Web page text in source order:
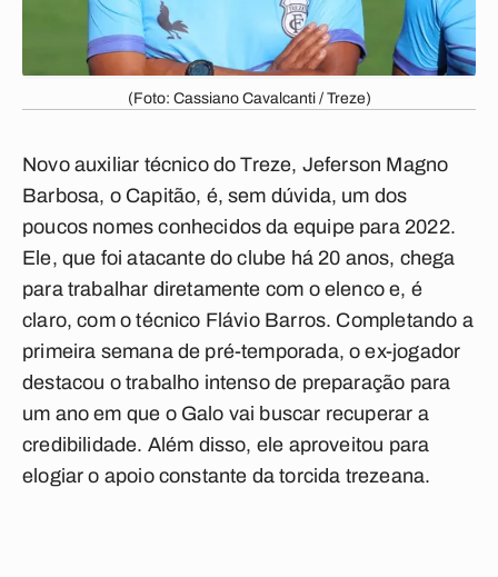
(Foto: Cassiano Cavalcanti / Treze)
Novo auxiliar técnico do Treze, Jeferson Magno
Barbosa, o Capitão, é, sem dúvida, um dos
poucos nomes conhecidos da equipe para 2022.
Ele, que foi atacante do clube há 20 anos, chega
para trabalhar diretamente com o elenco e, é
claro, com o técnico Flávio Barros. Completando a
primeira semana de pré-temporada, o ex-jogador
destacou o trabalho intenso de preparação para
um ano em que o Galo vai buscar recuperar a
credibilidade. Além disso, ele aproveitou para
elogiar o apoio constante da torcida trezeana.